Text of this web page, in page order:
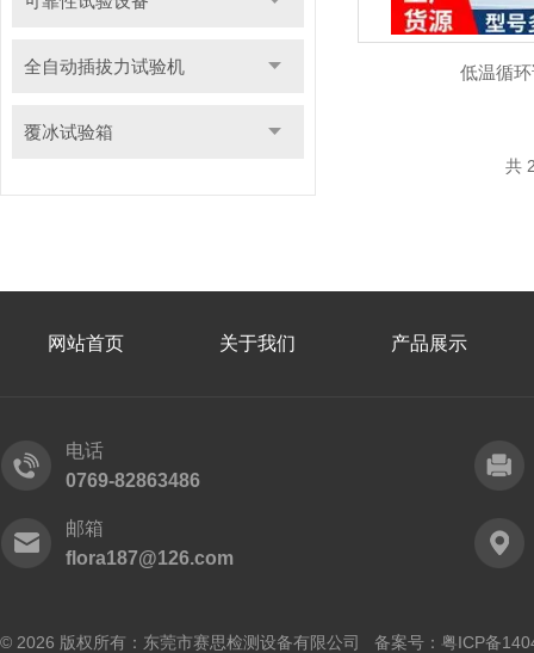
全自动插拔力试验机
覆冰试验箱
低温循
共
网站首页 关于我们 产品展示
电话
0769-82863486
邮箱
flora187@126.com
© 2026 版权所有：东莞市赛思检测设备有限公司 备案号： 粤ICP备